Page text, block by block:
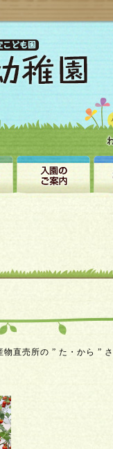
直売所の ” た・から ”